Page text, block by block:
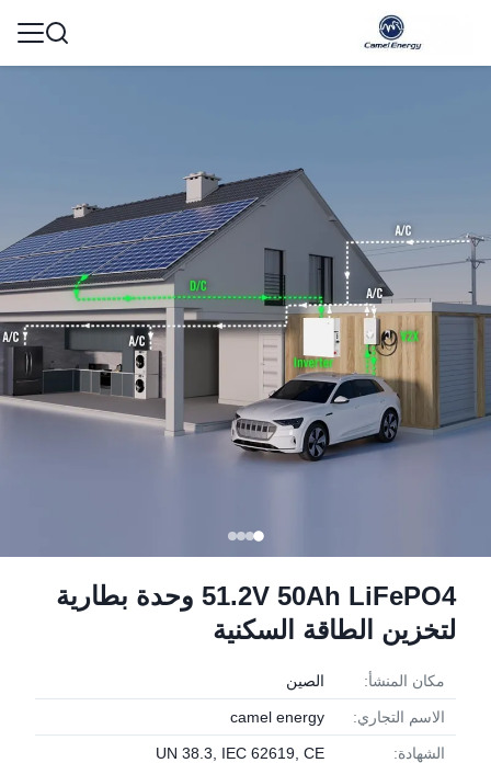
51.2V 50Ah LiFePO4 وحدة بطارية
لتخزين الطاقة السكنية
مكان المنشأ: الصين
الاسم التجاري: camel energy
الشهادة: UN 38.3, IEC 62619, CE